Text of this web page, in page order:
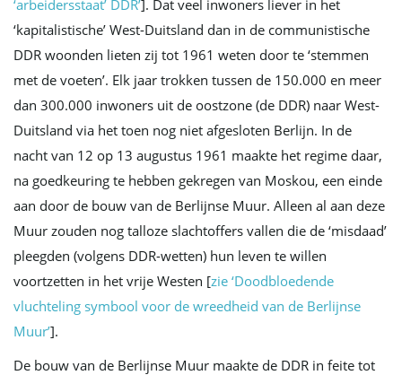
‘arbeidersstaat’ DDR’]. Dat veel inwoners liever in het
‘kapitalistische’ West-Duitsland dan in de communistische
DDR woonden lieten zij tot 1961 weten door te ‘stemmen
met de voeten’. Elk jaar trokken tussen de 150.000 en meer
dan 300.000 inwoners uit de oostzone (de DDR) naar West-
Duitsland via het toen nog niet afgesloten Berlijn. In de
nacht van 12 op 13 augustus 1961 maakte het regime daar,
na goedkeuring te hebben gekregen van Moskou, een einde
aan door de bouw van de Berlijnse Muur. Alleen al aan deze
Muur zouden nog talloze slachtoffers vallen die de ‘misdaad’
pleegden (volgens DDR-wetten) hun leven te willen
voortzetten in het vrije Westen [zie ‘Doodbloedende
vluchteling symbool voor de wreedheid van de Berlijnse
Muur’].
De bouw van de Berlijnse Muur maakte de DDR in feite tot